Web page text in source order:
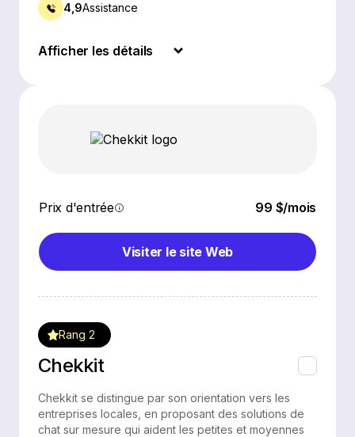
4,9Assistance
Afficher les détails
Prix d'entrée 99 $/mois
Visiter le site Web
Chekkit
Rang 2
Chekkit se distingue par son orientation vers les
entreprises locales, en proposant des solutions de
chat sur mesure qui aident les petites et moyennes